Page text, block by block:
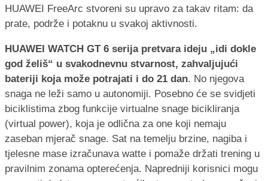
HUAWEI FreeArc stvoreni su upravo za takav ritam: da
prate, podrže i potaknu u svakoj aktivnosti.
HUAWEI WATCH GT 6 serija pretvara ideju „idi dokle
god želiš“ u svakodnevnu stvarnost, zahvaljujući
bateriji koja može potrajati i do 21 dan. No njegova
snaga ne leži samo u autonomiji. Posebno će se svidjeti
biciklistima zbog funkcije virtualne snage bicikliranja
(virtual power), koja je odlična za one koji nemaju
zaseban mjerač snage. Sat na temelju brzine, nagiba i
tjelesne mase izračunava watte i pomaže držati trening u
pravilnim zonama opterećenja. Napredniji korisnici mogu